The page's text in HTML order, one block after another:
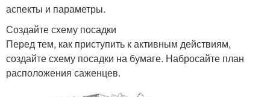
аспекты и параметры.
Создайте схему посадки
Перед тем, как приступить к активным действиям,
создайте схему посадки на бумаге. Набросайте план
расположения саженцев.